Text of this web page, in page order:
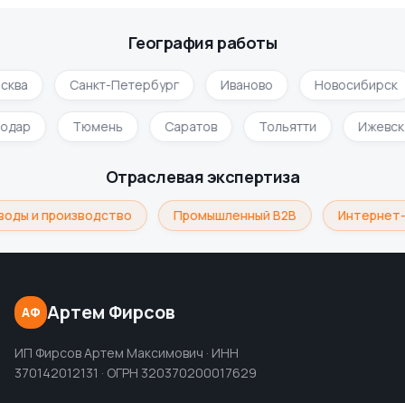
География работы
Санкт-Петербург Иваново Новосибирск
Тюмень Саратов Тольятти Ижевск
Отраслевая экспертиза
и производство Промышленный B2B
АФ Артем Фирсов
ИП Фирсов Артем Максимович · ИНН
370142012131 · ОГРН 320370200017629